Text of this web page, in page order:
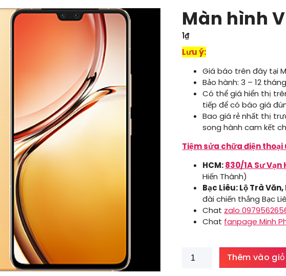
Màn hình
1₫
Lưu ý:
Giá báo trên đây tại
Bảo hành: 3 – 12
Có thể giá hiển thị
tiếp để có báo giá
Bao giá rẻ nhất thị
song hành cam kết
Tiệm sửa chữa điện
HCM:830/1A Sư Vạn
Hiến Thành)
Bạc Liêu: Lộ Trà
đài chiến thắng Bạc
Chat zalo
Chat fanpage Minh
Màn
hình
Thêm vào